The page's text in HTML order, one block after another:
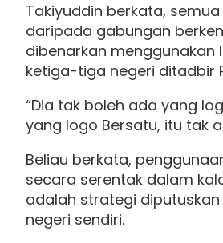
Takiyuddin berkata,
daripada gabungan
dibenarkan menggunakan
ketiga-tiga negeri ditadbir
“Dia tak boleh ada yang
yang logo Bersatu, itu tak
Beliau berkata,
secara serentak dalam
adalah strategi
negeri sendiri.